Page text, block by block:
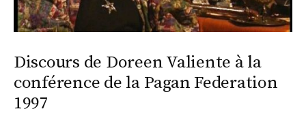
Discours de Doreen Valiente à la
conférence de la Pagan Federation
1997